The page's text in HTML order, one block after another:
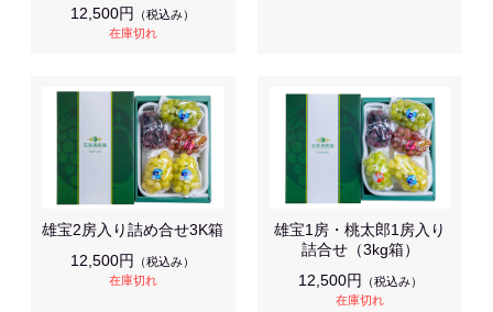
12,500円
（税込み）
在庫切れ
雄宝2房入り詰め合せ3K箱
12,500円
（税込み）
在庫切れ
雄宝1房・桃太郎1房入り
詰合せ（3kg箱）
12,500円
（税込み）
在庫切れ